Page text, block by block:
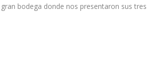
bodega donde nos presentaron sus tres